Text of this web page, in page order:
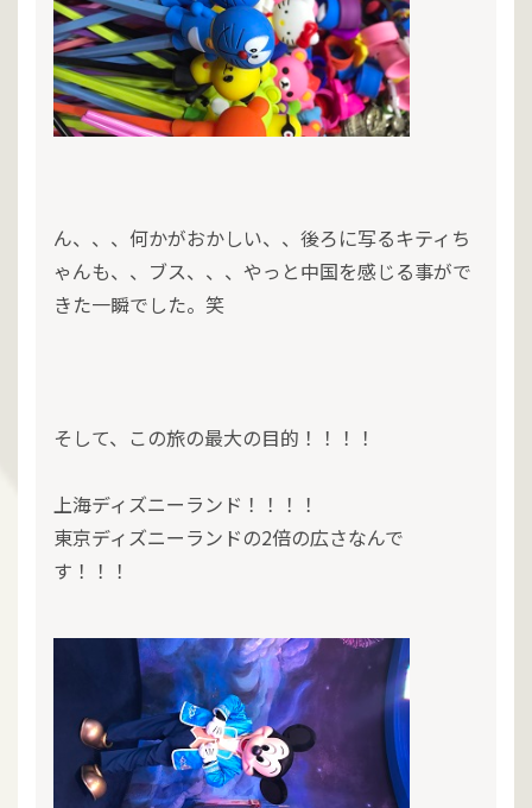
ん、、、何かがおかしい、、後ろに写るキティち
ゃんも、、ブス、、、やっと中国を感じる事がで
きた一瞬でした。笑
そして、この旅の最大の目的！！！！
上海ディズニーランド！！！！
東京ディズニーランドの2倍の広さなんで
す！！！